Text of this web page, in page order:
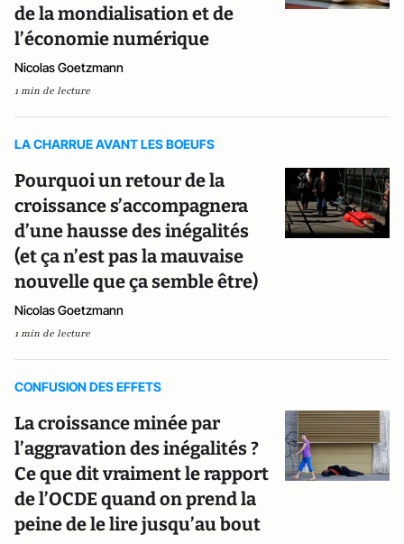
de la mondialisation et de
l’économie numérique
Nicolas Goetzmann
1 min de lecture
LA CHARRUE AVANT LES BOEUFS
Pourquoi un retour de la
croissance s’accompagnera
d’une hausse des inégalités
(et ça n’est pas la mauvaise
nouvelle que ça semble être)
Nicolas Goetzmann
1 min de lecture
CONFUSION DES EFFETS
La croissance minée par
l’aggravation des inégalités ?
Ce que dit vraiment le rapport
de l’OCDE quand on prend la
peine de le lire jusqu’au bout